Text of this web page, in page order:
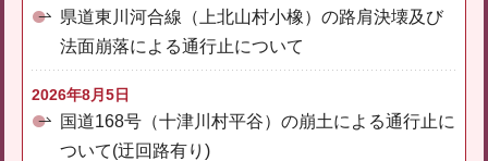
県道東川河合線（上北山村小橡）の路肩決壊及び
法面崩落による通行止について
2026年8月5日
国道168号（十津川村平谷）の崩土による通行止に
ついて(迂回路有り)